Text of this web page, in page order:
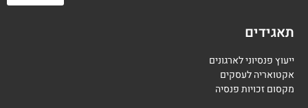
תאגידים
ייעוץ פנסיוני לארגונים
אקטואריה לעסקים
מקסום זכויות פנסיה